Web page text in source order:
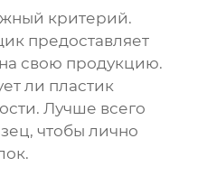
критерий.
предоставляет
свою продукцию.
ли пластик
Лучше всего
чтобы лично